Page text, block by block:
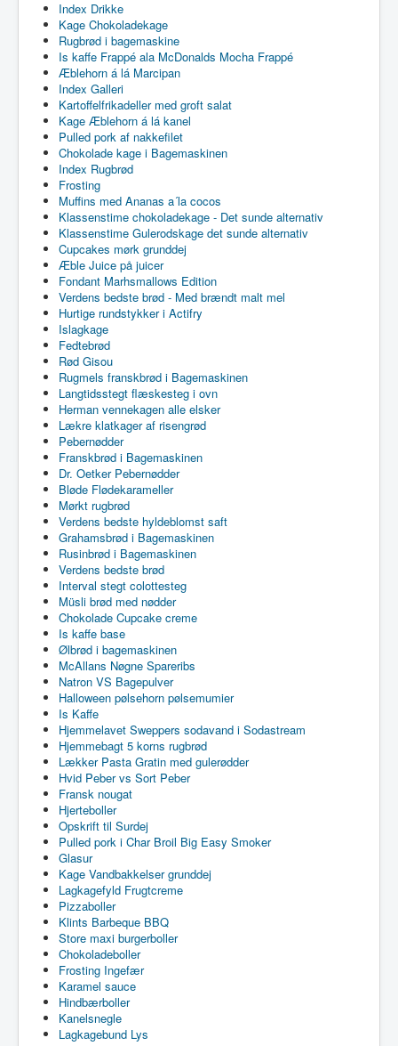
Index Drikke
Kage Chokoladekage
Rugbrød i bagemaskine
Is kaffe Frappé ala McDonalds Mocha Frappé
Æblehorn á lá Marcipan
Index Galleri
Kartoffelfrikadeller med groft salat
Kage Æblehorn á lá kanel
Pulled pork af nakkefilet
Chokolade kage i Bagemaskinen
Index Rugbrød
Frosting
Muffins med Ananas a´la cocos
Klassenstime chokoladekage - Det sunde alternativ
Klassenstime Gulerodskage det sunde alternativ
Cupcakes mørk grunddej
Æble Juice på juicer
Fondant Marhsmallows Edition
Verdens bedste brød - Med brændt malt mel
Hurtige rundstykker i Actifry
Islagkage
Fedtebrød
Rød Gisou
Rugmels franskbrød i Bagemaskinen
Langtidsstegt flæskesteg i ovn
Herman vennekagen alle elsker
Lækre klatkager af risengrød
Pebernødder
Franskbrød i Bagemaskinen
Dr. Oetker Pebernødder
Bløde Flødekarameller
Mørkt rugbrød
Verdens bedste hyldeblomst saft
Grahamsbrød i Bagemaskinen
Rusinbrød i Bagemaskinen
Verdens bedste brød
Interval stegt colottesteg
Müsli brød med nødder
Chokolade Cupcake creme
Is kaffe base
Ølbrød i bagemaskinen
McAllans Nøgne Spareribs
Natron VS Bagepulver
Halloween pølsehorn pølsemumier
Is Kaffe
Hjemmelavet Sweppers sodavand i Sodastream
Hjemmebagt 5 korns rugbrød
Lækker Pasta Gratin med gulerødder
Hvid Peber vs Sort Peber
Fransk nougat
Hjerteboller
Opskrift til Surdej
Pulled pork i Char Broil Big Easy Smoker
Glasur
Kage Vandbakkelser grunddej
Lagkagefyld Frugtcreme
Pizzaboller
Klints Barbeque BBQ
Store maxi burgerboller
Chokoladeboller
Frosting Ingefær
Karamel sauce
Hindbærboller
Kanelsnegle
Lagkagebund Lys